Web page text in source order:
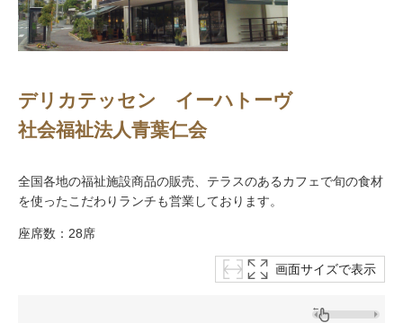
デリカテッセン イーハトーヴ
社会福祉法人青葉仁会
全国各地の福祉施設商品の販売、テラスのあるカフェで旬の食材
を使ったこだわりランチも営業しております。
座席数：28席
画面サイズで表示